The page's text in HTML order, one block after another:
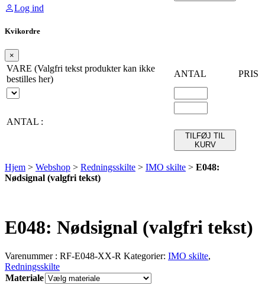
Log ind
Kvikordre
×
VARE (Valgfri tekst produkter kan ikke
bestilles her)
ANTAL PRIS
ANTAL :
TILFØJ TIL
KURV
Hjem > Webshop > Redningsskilte > IMO skilte > E048:
Nødsignal (valgfri tekst)
E048: Nødsignal (valgfri tekst)
Varenummer : RF-E048-XX-R Kategorier: IMO skilte,
Redningsskilte
Materiale